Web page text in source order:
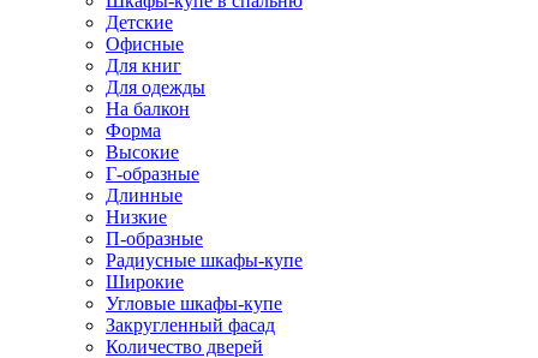
Детские
Офисные
Для книг
Для одежды
На балкон
Форма
Высокие
Г-образные
Длинные
Низкие
П-образные
Радиусные шкафы-купе
Широкие
Угловые шкафы-купе
Закругленный фасад
Количество дверей